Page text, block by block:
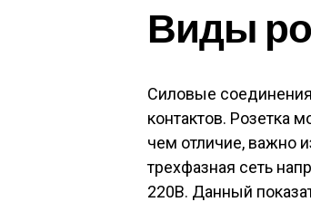
Виды
Силовые
контактов. Розетка
чем отличие, важно
трехфазная сеть
220В. Данный